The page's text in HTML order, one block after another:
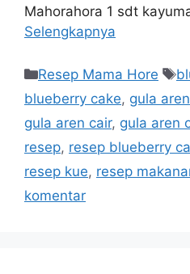
Mahorahora 1 sdt
Selengkapnya
Resep Mama Hore
blueberry cake, gula aren
gula aren cair, gula aren
resep, resep blueberry
resep kue, resep
komentar